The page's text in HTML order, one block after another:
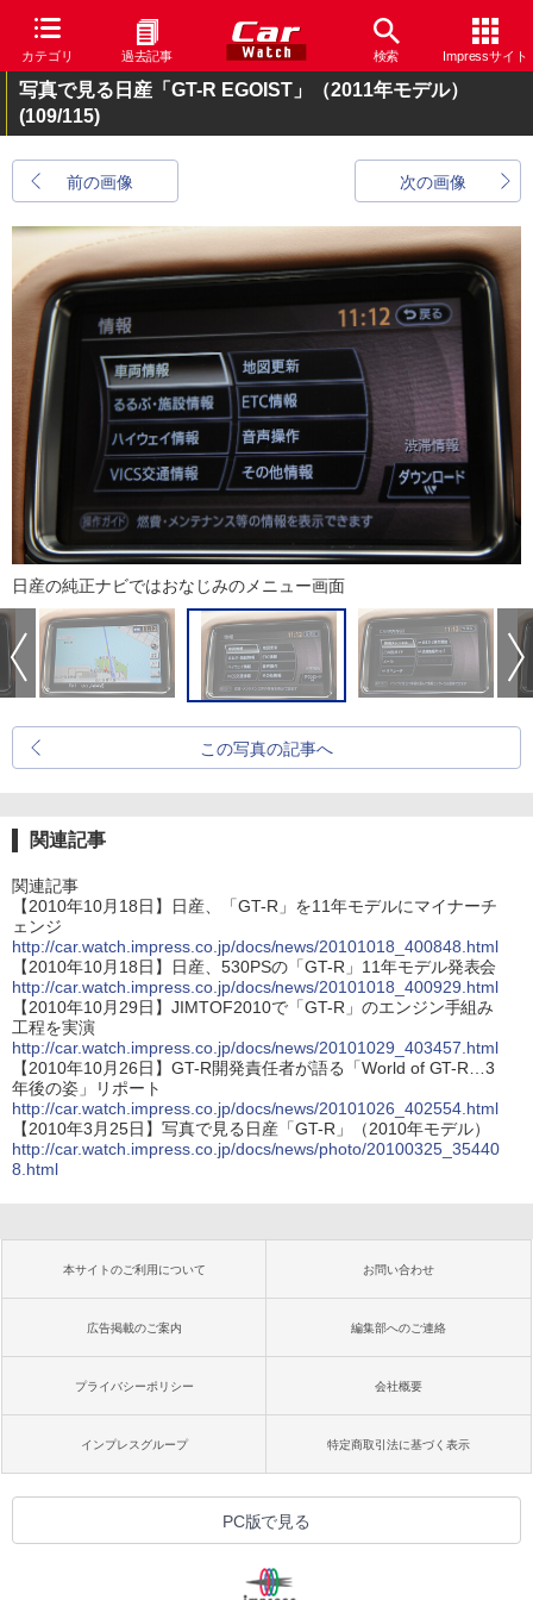
カテゴリ 過去記事 検索 Impressサイト
写真で見る日産「GT-R EGOIST」（2011年モデル）
(109/115)
前の画像 次の画像
日産の純正ナビではおなじみのメニュー画面
この写真の記事へ
関連記事
関連記事
【2010年10月18日】日産、「GT-R」を11年モデルにマイナーチ
ェンジ
http://car.watch.impress.co.jp/docs/news/20101018_400848.html
【2010年10月18日】日産、530PSの「GT-R」11年モデル発表会
http://car.watch.impress.co.jp/docs/news/20101018_400929.html
【2010年10月29日】JIMTOF2010で「GT-R」のエンジン手組み
工程を実演
http://car.watch.impress.co.jp/docs/news/20101029_403457.html
【2010年10月26日】GT-R開発責任者が語る「World of GT-R…3
年後の姿」リポート
http://car.watch.impress.co.jp/docs/news/20101026_402554.html
【2010年3月25日】写真で見る日産「GT-R」（2010年モデル）
http://car.watch.impress.co.jp/docs/news/photo/20100325_35440
8.html
本サイトのご利用について お問い合わせ
広告掲載のご案内 編集部へのご連絡
プライバシーポリシー 会社概要
インプレスグループ 特定商取引法に基づく表示
PC版で見る